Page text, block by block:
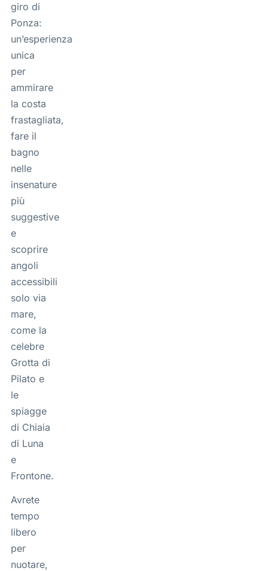
giro di
Ponza:
un’esperienza
unica
per
ammirare
la costa
frastagliata,
fare il
bagno
nelle
insenature
più
suggestive
e
scoprire
angoli
accessibili
solo via
mare,
come la
celebre
Grotta di
Pilato e
le
spiagge
di Chiaia
di Luna
e
Frontone.
Avrete
tempo
libero
per
nuotare,